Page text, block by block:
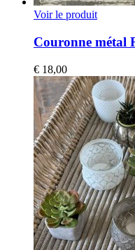
Voir le produit
Couronne métal
€ 18,00